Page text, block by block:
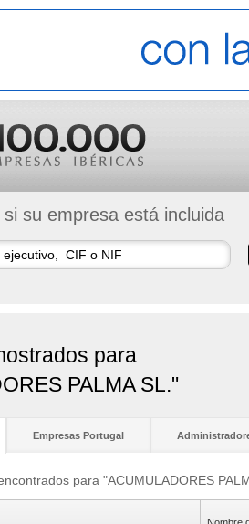
su empresa está incluida
para
PALMA SL."
Empresas Portugal
para "ACUMULADORES